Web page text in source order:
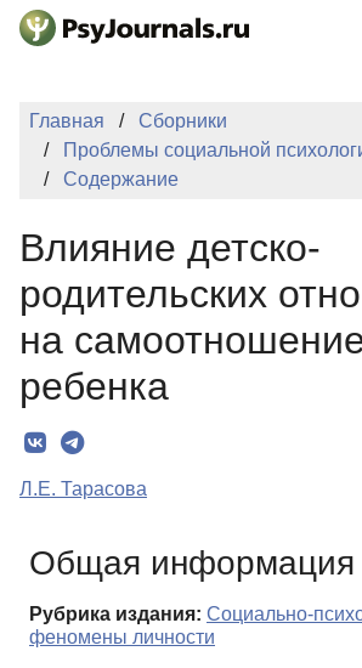
Перейти к основному содержанию
НОВОСТИ
ИЗДАНИЯ
КЛЮЧЕВЫЕ СЛОВА
Регистрация
Главная
Сборники
Проблемы cоциальной
Содержание
Влияние детско-
родительских
на
ребенка
Л.Е. Тарасова
Общая информация
Рубрика издания: Социально-
феномены личности